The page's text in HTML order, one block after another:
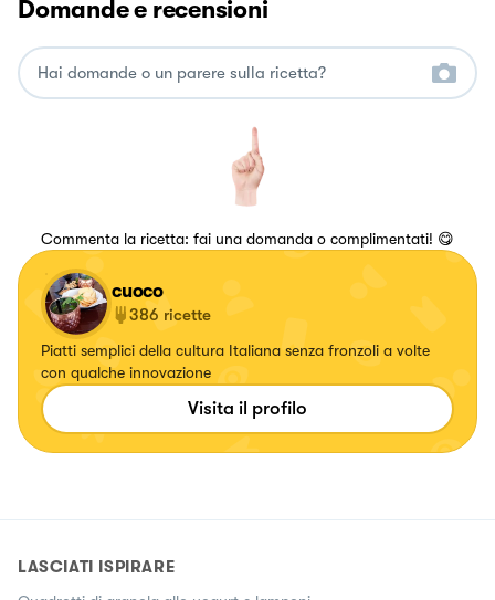
Domande e recensioni
Commenta la ricetta: fai una domanda o complimentati! 😋
cuoco
386 ricette
Piatti semplici della cultura Italiana senza fronzoli a volte
con qualche innovazione
Visita il profilo
LASCIATI ISPIRARE